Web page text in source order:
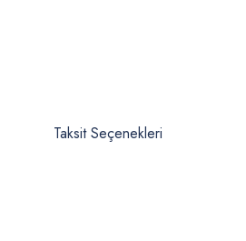
Taksit Seçenekleri